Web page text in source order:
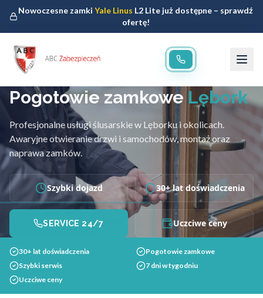
Nowoczesne zamkiYale Linus L2 Lite już dostępne – sprawdź
ofertę!
Pogotowie zamkowe Lębork
Profesjonalne usługi ślusarskie w Lęborku i okolicach.
Awaryjne otwieranie drzwi i samochodów, montaż oraz
naprawa zamków.
Szybki dojazd 30+ lat doświadczenia
SERVICE 24/7 Uczciwe ceny
30+ lat doświadczenia
Pogotowie zamkowe
Szybki serwis
7 dni w tygodniu
Uczciwe ceny